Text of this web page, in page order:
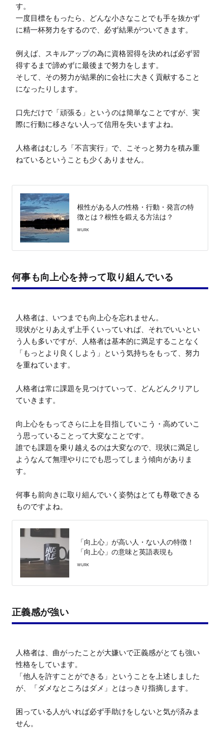
す。
一度目標をもったら、どんな小さなことでも手を抜かず
に精一杯努力をするので、必ず結果がついてきます。
例えば、スキルアップの為に資格習得を決めれば必ず習
得するまで諦めずに最後まで努力をします。
そして、その努力が結果的に会社に大きく貢献すること
になったりします。
口先だけで「頑張る」というのは簡単なことですが、実
際に行動に移さない人って信用を失いますよね。
人格者はむしろ「不言実行」で、こそっと努力を積み重
ねているということも少くありません。
根性がある人の性格・行動・発言の特
徴とは？根性を鍛える方法は？
WURK
何事も向上心を持って取り組んでいる
人格者は、いつまでも向上心を忘れません。
現状がとりあえず上手くいっていれば、それでいいとい
う人も多いですが、人格者は基本的に満足することなく
「もっとより良くしよう」という気持ちをもって、努力
を重ねています。
人格者は常に課題を見つけていって、どんどんクリアし
ていきます。
向上心をもってさらに上を目指していこう・高めていこ
う思っていることって大変なことです。
誰でも課題を乗り越えるのは大変なので、現状に満足し
ようなんて無理やりにでも思ってしまう傾向がありま
す。
何事も前向きに取り組んでいく姿勢はとても尊敬できる
「向上心」が高い人・ない人の特徴！
「向上心」の意味と英語表現も
WURK
正義感が強い
人格者は、曲がったことが大嫌いで正義感がとても強い
性格をしています。
「他人を許すことができる」ということを上述しました
が、「ダメなところはダメ」とはっきり指摘します。
困っている人がいれば必ず手助けをしないと気が済みま
せん。